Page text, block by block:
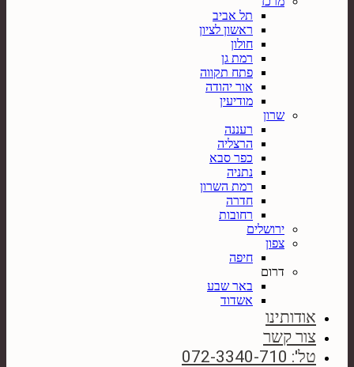
תל אביב
ראשון לציון
חולון
רמת גן
פתח תקווה
אור יהודה
מודיעין
שרון
רעננה
הרצליה
כפר סבא
נתניה
רמת השרון
חדרה
רחובות
ירושלים
צפון
חיפה
דרום
באר שבע
אשדוד
אודותינו
צור קשר
טל': 072-3340-710